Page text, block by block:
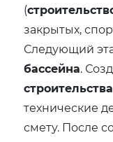
(
закрытых,
Следующий
бассейна.
технические
смету. После